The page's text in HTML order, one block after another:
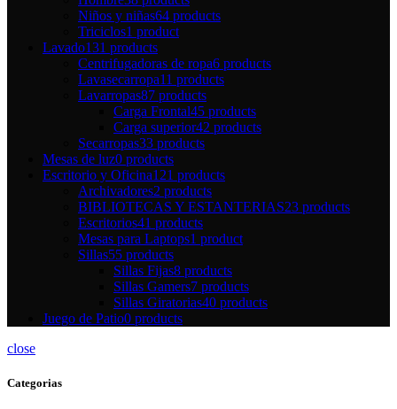
Niños y niñas64 products
Triciclos1 product
Lavado131 products
Centrifugadoras de ropa6 products
Lavasecarropa11 products
Lavarropas87 products
Carga Frontal45 products
Carga superior42 products
Secarropas33 products
Mesas de luz0 products
Escritorio y Oficina121 products
Archivadores2 products
BIBLIOTECAS Y ESTANTERIAS23 products
Escritorios41 products
Mesas para Laptops1 product
Sillas55 products
Sillas Fijas8 products
Sillas Gamers7 products
Sillas Giratorias40 products
Juego de Patio0 products
close
Categorias